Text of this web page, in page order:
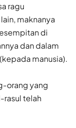
ragu
maknanya
di
dan dalam
manusia).
orang yang
rasul telah